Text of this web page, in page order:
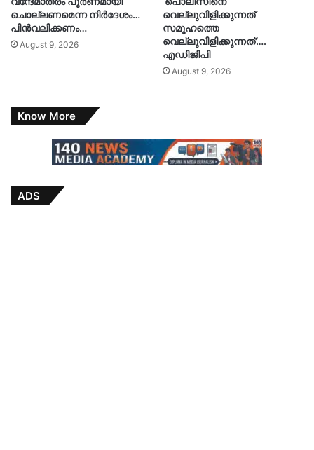
ചൊല്ലണമെന്ന നിർദേശം…
പിൻവലിക്കണം…
August 9, 2026
വെല്ലുവിളിക്കുന്നത്
സമൂഹത്തെ
വെല്ലുവിളിക്കുന്നത്’….
എഡിജിപി
August 9, 2026
Know More
ADS